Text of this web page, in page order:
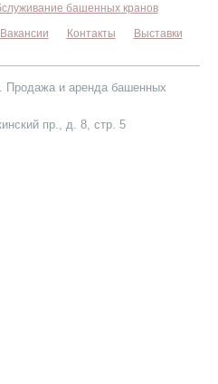
башенных кранов
Вакансии Контакты Выставки
Продажа и аренда башенных
пр., д. 8, стр. 5